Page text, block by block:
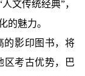
文传统经典”，
的魅力。
影印图书，将
区考古优势，巴